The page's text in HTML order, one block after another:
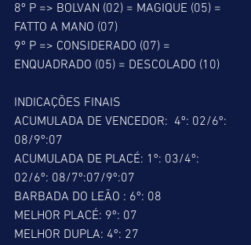
8º P => BOLVAN (02) = MAGIQUE (05) =
FATTO A MANO (07)
9º P => CONSIDERADO (07) =
ENQUADRADO (05) = DESCOLADO (10)
INDICAÇÕES FINAIS
ACUMULADA DE VENCEDOR:  4º: 02/6º:
08/9º:07
ACUMULADA DE PLACÉ: 1º: 03/4º:
02/6º: 08/7º:07/9º:07
BARBADA DO LEÃO : 6º: 08
MELHOR PLACÉ: 9º: 07
MELHOR DUPLA: 4º: 27